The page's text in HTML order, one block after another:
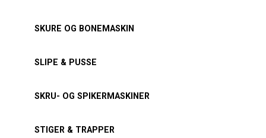
SKURE OG BONEMASKIN
SLIPE & PUSSE
SKRU- OG SPIKERMASKINER
STIGER & TRAPPER